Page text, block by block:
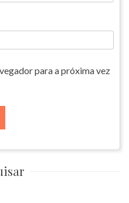
para a próxima vez